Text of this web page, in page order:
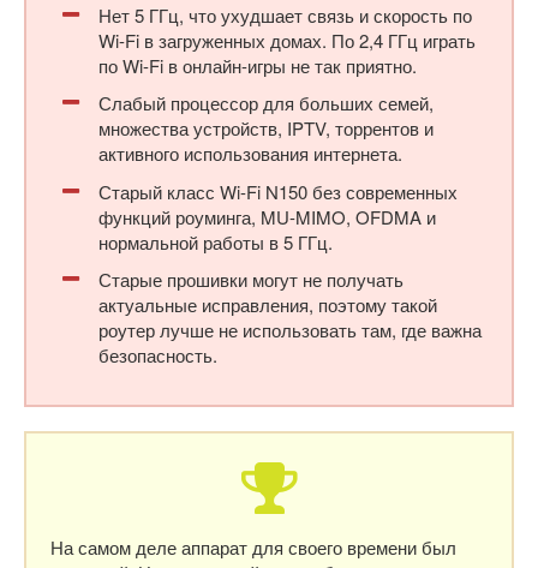
Нет 5 ГГц, что ухудшает связь и скорость по
Wi-Fi в загруженных домах. По 2,4 ГГц играть
по Wi-Fi в онлайн-игры не так приятно.
Слабый процессор для больших семей,
множества устройств, IPTV, торрентов и
активного использования интернета.
Старый класс Wi-Fi N150 без современных
функций роуминга, MU-MIMO, OFDMA и
нормальной работы в 5 ГГц.
Старые прошивки могут не получать
актуальные исправления, поэтому такой
роутер лучше не использовать там, где важна
безопасность.
На самом деле аппарат для своего времени был